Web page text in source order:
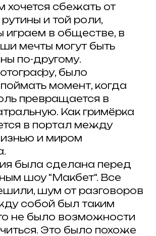
хочется сбежать от
и той роли,
играем в обществе, в
мечты могут быть
по-другому.
было
момент, когда
превращается в
Как гримёрка
в портал между
и миром
была сделана перед
шоу "Макбет". Все
шум от разговоров
собой был таким
не было возможности
Это было похоже